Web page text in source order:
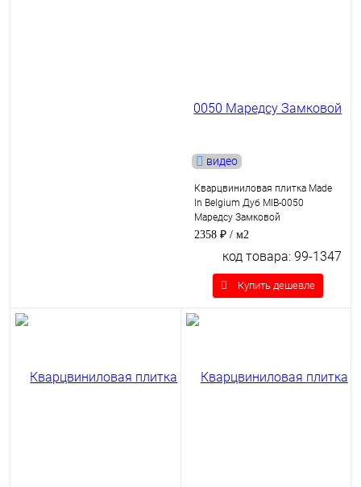
видео
Кварцвиниловая плитка Made
In Belgium Дуб MIB-0050
Маредсу Замковой
2358 ₽ / м2
код товара: 99-1347
Купить дешевле